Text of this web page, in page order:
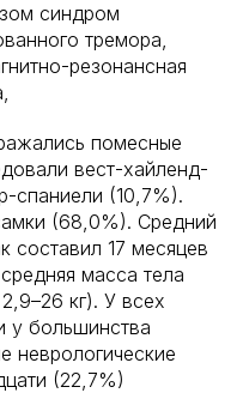
синдром
тремора,
резонансная
помесные
вест-хайленд-
спаниели (10,7%).
(68,0%). Средний
составил 17 месяцев
масса тела
кг). У всех
у большинства
неврологические
(22,7%)